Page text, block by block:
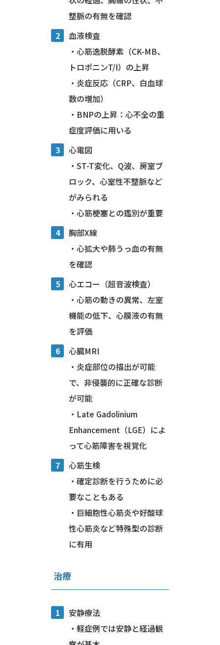
整脈の有無を確認
血液検査
・心筋逸脱酵素（CK-MB、
トロポニンT/I）の上昇
・炎症反応（CRP、白血球
数の増加）
・BNPの上昇：心不全の重
症度評価に用いる
心電図
・ST-T変化、Q波、房室ブ
ロック、心室性不整脈など
がみられる
・心筋梗塞との鑑別が重要
胸部X線
・心拡大や肺うっ血の有無
を確認
心エコー（超音波検査）
・心筋の動きの異常、左室
機能の低下、心膜液の有無
を評価
心臓MRI
・炎症部位の描出が可能
で、非侵襲的に正確な診断
が可能
・Late Gadolinium
Enhancement（LGE）によ
って心筋障害を視覚化
心筋生検
・確定診断を行うために必
要なこともある
・巨細胞性心筋炎や好酸球
性心筋炎など特殊型の診断
に有用
治療
安静療法
・軽症例では安静と経過観